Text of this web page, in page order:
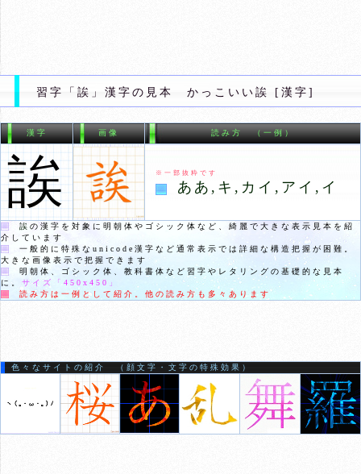
習字「誒」漢字の見本 かっこいい誒 [漢字]
漢字 画像 読み方 （一例）
誒 ※一部抜粋です
ああ,キ,カイ,アイ,イ
誒 の漢字を対象に明朝体やゴシック体など、綺麗で大きな表示見本を紹
介しています
一般的に特殊なunicode漢字など通常表示では詳細な構造把握が困難。
大きな画像表示で把握できます
明朝体、ゴシック体、教科書体など習字やレタリングの基礎的な見本
に。 サイズ「 450x450 」
読み方は一例として紹介。他の読み方も多々あります
色々なサイトの紹介 （顔文字・文字の特殊効果）